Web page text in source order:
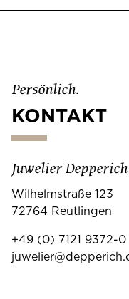
Persönlich.
KONTAKT
Juwelier
Wilhelmstraße 123
72764 Reutlingen
+49 (0) 7121 9372-0